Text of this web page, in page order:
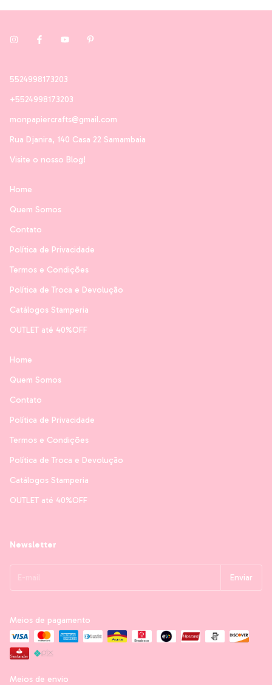
5524998173203
+5524998173203
monpapiercrafts@gmail.com
Rua Djanira, 140 Casa 22 Samambaia
Visite o nosso Blog!
Home
Quem Somos
Contato
Política de Privacidade
Termos e Condições
Política de Troca e Devolução
Catálogos Stamperia
OUTLET até 40%OFF
Home
Quem Somos
Contato
Política de Privacidade
Termos e Condições
Política de Troca e Devolução
Catálogos Stamperia
OUTLET até 40%OFF
Newsletter
Meios de pagamento
Meios de envio